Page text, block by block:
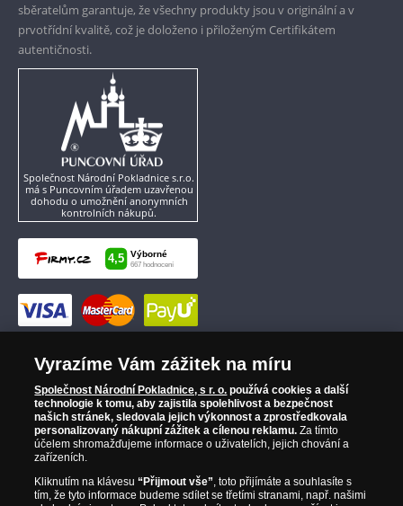
sběratelům garantuje, že všechny produkty jsou v originální a v
prvotřídní kvalitě, což je doloženo i přiloženým Certifikátem
autentičnosti.
Společnost Národní Pokladnice s.r.o.
má s Puncovním úřadem uzavřenou
dohodu o umožnění anonymních
kontrolních nákupů.
Vyrazíme Vám zážitek na míru
Společnost Národní Pokladnice, s r. o. používá cookies a další
technologie k tomu, aby zajistila spolehlivost a bezpečnost
našich stránek, sledovala jejich výkonnost a zprostředkovala
personalizovaný nákupní zážitek a cílenou reklamu. Za tímto
účelem shromažďujeme informace o uživatelích, jejich chování a
zařízeních.
Kliknutím na klávesu“Přijmout vše”, toto přijímáte a souhlasíte s
tím, že tyto informace budeme sdílet se třetími stranami, např. našimi